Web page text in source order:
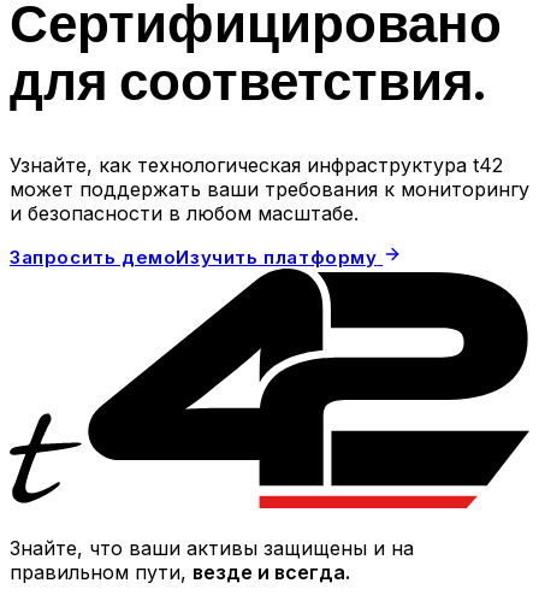
Сертифицировано
для соответствия.
Узнайте, как технологическая инфраструктура t42
может поддержать ваши требования к мониторингу
и безопасности в любом масштабе.
Запросить демоИзучить платформу
Знайте, что ваши активы защищены и на
правильном пути, везде и всегда.